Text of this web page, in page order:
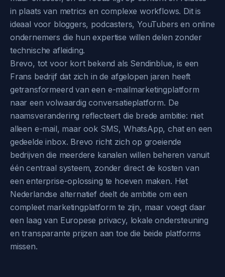
in plaats van metrics en complexe workflows. Dit is
ideaal voor bloggers, podcasters, YouTubers en online
ondernemers die hun expertise willen delen zonder
technische afleiding.
Brevo, tot voor kort bekend als Sendinblue, is een
Frans bedrijf dat zich in de afgelopen jaren heeft
getransformeerd van een e-mailmarketingplatform
naar een volwaardig conversatieplatform. De
naamsverandering reflecteert die brede ambitie: niet
alleen e-mail, maar ook SMS, WhatsApp, chat en een
gedeelde inbox. Brevo richt zich op groeiende
bedrijven die meerdere kanalen willen beheren vanuit
één centraal systeem, zonder direct de kosten van
een enterprise-oplossing te hoeven maken. Het
Nederlandse alternatief deelt de ambitie om een
compleet marketingplatform te zijn, maar voegt daar
een laag van Europese privacy, lokale ondersteuning
en transparante prijzen aan toe die beide platforms
missen.